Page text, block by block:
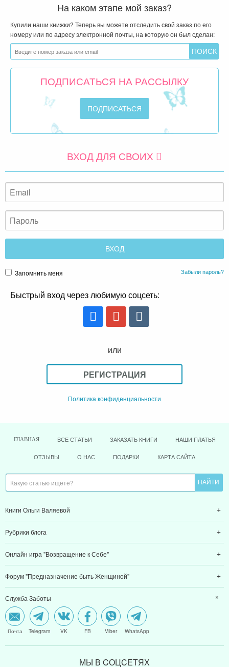
На каком этапе мой заказ?
Купили наши книжки? Теперь вы можете отследить свой заказ по его
номеру или по адресу электронной почты, на которую он был сделан:
ПОДПИСАТЬСЯ НА РАССЫЛКУ
ВХОД ДЛЯ СВОИХ
Запомнить меня Забыли пароль?
Быстрый вход через любимую соцсеть:
или
РЕГИСТРАЦИЯ
Политика конфиденциальности
ГЛАВНАЯ ВСЕ СТАТЬИ ЗАКАЗАТЬ КНИГИ НАШИ ПЛАТЬЯ
ОТЗЫВЫ О НАС ПОДАРКИ КАРТА САЙТА
Книги Ольги Валяевой
Рубрики блога
Онлайн игра "Возвращение к Себе"
Форум "Предназначение быть Женщиной"
Служба Заботы
Почта Telegram VK FB Viber WhatsApp
МЫ В CОЦCЕТЯХ